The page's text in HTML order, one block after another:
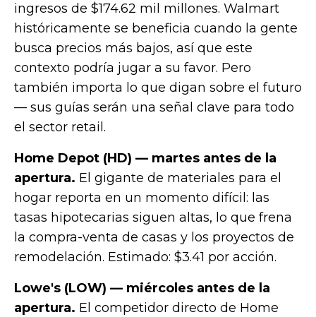
ingresos de $174.62 mil millones. Walmart
históricamente se beneficia cuando la gente
busca precios más bajos, así que este
contexto podría jugar a su favor. Pero
también importa lo que digan sobre el futuro
— sus guías serán una señal clave para todo
el sector retail.
Home Depot (HD) — martes antes de la
apertura. El gigante de materiales para el
hogar reporta en un momento difícil: las
tasas hipotecarias siguen altas, lo que frena
la compra-venta de casas y los proyectos de
remodelación. Estimado: $3.41 por acción.
Lowe's (LOW) — miércoles antes de la
apertura. El competidor directo de Home